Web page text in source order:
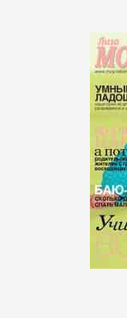
персонала
инвестиции
Экономика
БОЕВИКИ